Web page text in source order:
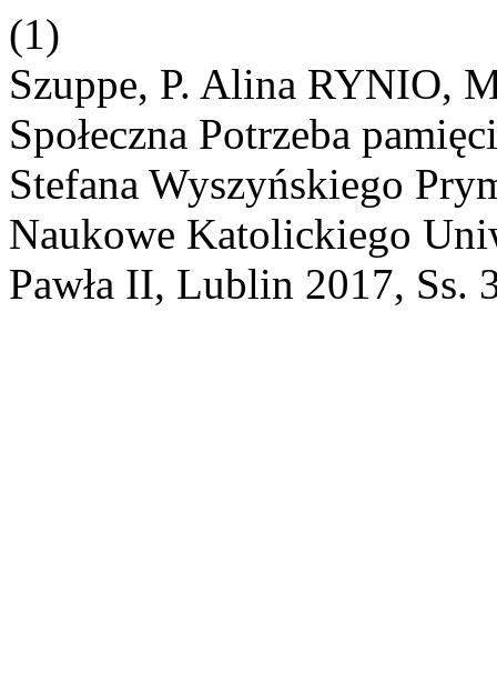
(1)
Szuppe, P. Alina RYNIO,
Społeczna Potrzeba
Stefana Wyszyńskiego
Naukowe Katolickiego
Pawła II, Lublin 2017, Ss.